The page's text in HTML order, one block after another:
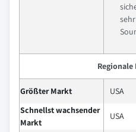
Größter Markt
USA
Schnellst wachsender
Markt
USA